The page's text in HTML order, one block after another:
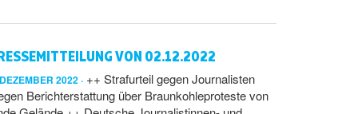
VON 02.12.2022
2022
++ Strafurteil gegen Journalisten
Berichterstattung über Braunkohleproteste von